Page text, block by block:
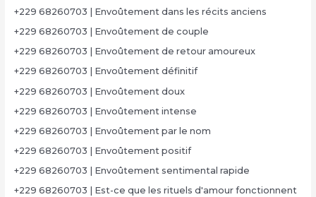
+229 68260703 | Envoûtement dans les récits anciens
+229 68260703 | Envoûtement de couple
+229 68260703 | Envoûtement de retour amoureux
+229 68260703 | Envoûtement définitif
+229 68260703 | Envoûtement doux
+229 68260703 | Envoûtement intense
+229 68260703 | Envoûtement par le nom
+229 68260703 | Envoûtement positif
+229 68260703 | Envoûtement sentimental rapide
+229 68260703 | Est-ce que les rituels d'amour fonctionnent